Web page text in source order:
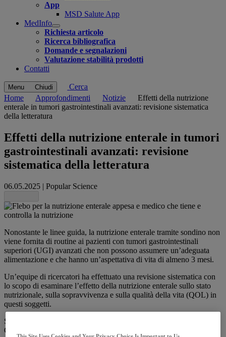
App
MSD Salute App
MedInfo
Open
submenu
Richiesta articolo
Ricerca bibliografica
Domande e segnalazioni
Valutazione stabilità prodotti
Contatti
Menu Chiudi
Cerca
Home
Approfondimenti Notizie
Effetti della nutrizione
enterale in tumori gastrointestinali avanzati: revisione sistematica
della letteratura
Effetti della nutrizione enterale in tumori
gastrointestinali avanzati: revisione
sistematica della letteratura
06.05.2025 | Popular Science
Nonostante le linee guida, la nutrizione enterale tramite sondino non
viene fornita di routine ai pazienti con tumori gastrointestinali
superiori (UGI) avanzati che non possono assumere un’adeguata
alimentazione e che hanno un’aspettativa di vita di almeno 3 mesi.
Un’equipe di ricercatori ha effettuato una revisione sistematica con
lo scopo di esaminare l’effetto della nutrizione enterale sullo stato
nutrizionale, sulla sopravvivenza e sulla qualità della vita (QOL) in
questi soggetti.
Sono state esplorate in modo esaustivo 5 banche dati (CINAHL,
Cochrane, Embase, Ovid, Web of Science) alla ricerca di studi